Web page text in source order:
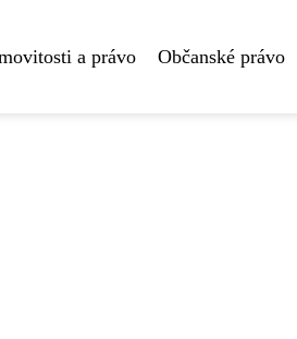
a právo Občanské právo